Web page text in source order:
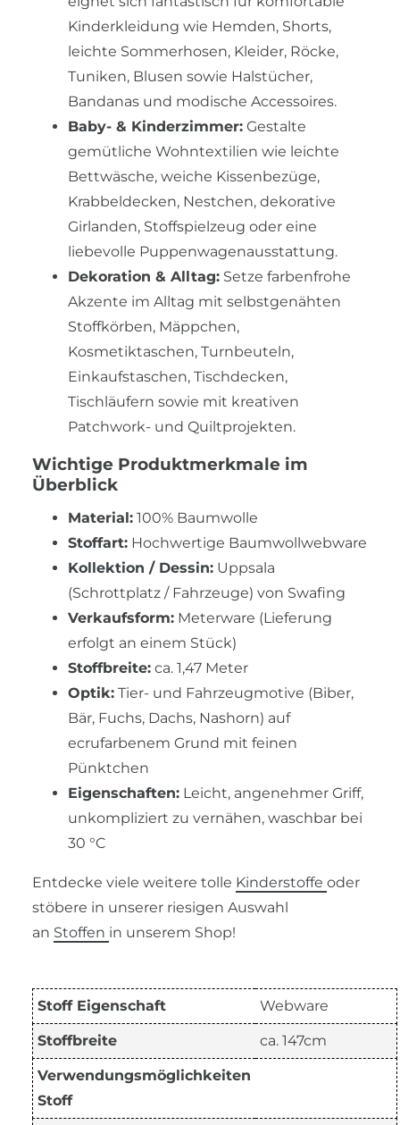
Kinderkleidung wie Hemden, Shorts,
leichte Sommerhosen, Kleider, Röcke,
Tuniken, Blusen sowie Halstücher,
Bandanas und modische Accessoires.
Baby- & Kinderzimmer: Gestalte
gemütliche Wohntextilien wie leichte
Bettwäsche, weiche Kissenbezüge,
Krabbeldecken, Nestchen, dekorative
Girlanden, Stoffspielzeug oder eine
liebevolle Puppenwagenausstattung.
Dekoration & Alltag: Setze farbenfrohe
Akzente im Alltag mit selbstgenähten
Stoffkörben, Mäppchen,
Kosmetiktaschen, Turnbeuteln,
Einkaufstaschen, Tischdecken,
Tischläufern sowie mit kreativen
Patchwork- und Quiltprojekten.
Wichtige Produktmerkmale im
Überblick
Material: 100% Baumwolle
Stoffart: Hochwertige Baumwollwebware
Kollektion / Dessin: Uppsala
(Schrottplatz / Fahrzeuge) von Swafing
Verkaufsform: Meterware (Lieferung
erfolgt an einem Stück)
Stoffbreite: ca. 1,47 Meter
Optik: Tier- und Fahrzeugmotive (Biber,
Bär, Fuchs, Dachs, Nashorn) auf
ecrufarbenem Grund mit feinen
Pünktchen
Eigenschaften: Leicht, angenehmer Griff,
unkompliziert zu vernähen, waschbar bei
30 °C
Entdecke viele weitere tolle Kinderstoffe oder
stöbere in unserer riesigen Auswahl
an Stoffen in unserem Shop!
Stoff Eigenschaft Webware
Stoffbreite ca. 147cm
Verwendungsmöglichkeiten
Stoff